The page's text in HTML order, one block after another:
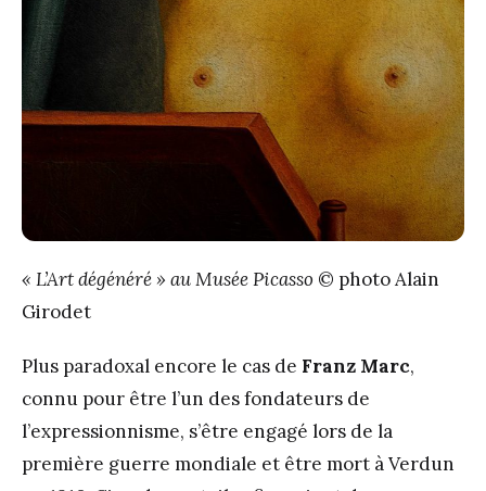
« L’Art dégénéré » au Musée Picasso © photo Alain
Girodet
Plus paradoxal encore le cas de Franz Marc,
connu pour être l’un des fondateurs de
l’expressionnisme, s’être engagé lors de la
première guerre mondiale et être mort à Verdun